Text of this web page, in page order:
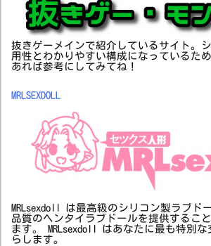
抜きゲーメインで紹介しているサイト。
用性とわかりやすい構成になっているた
あれば参考にしてみてね！
MRLSEXDOLL
MRLsexdoll は最高級のシリコン製ラブド
品質のヘンタイラブドールを提供するこ
ます。 MRLsexdoll はあなたに最も特別
らします。